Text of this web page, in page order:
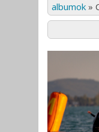
albumok »